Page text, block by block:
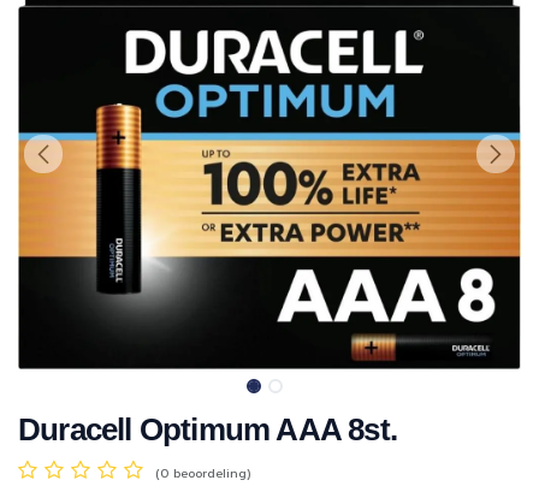
Duracell Optimum AAA 8st.
(0 beoordeling)